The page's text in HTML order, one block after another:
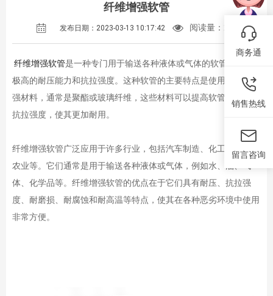
纤维增强软管
发布日期：2023-03-13 10:17:42 阅读量：
纤维增强软管是一种专门用于输送各种液体或气体的软管，具有
极高的耐压能力和抗拉强度。这种软管的主要特点是使用了纤维增
强材料，通常是聚酯或玻璃纤维，这些材料可以提高软管的耐压和
抗拉强度，使其更加耐用。
纤维增强软管广泛应用于许多行业，包括汽车制造、化工、建筑和
农业等。它们通常是用于输送各种液体或气体，例如水、油、气
体、化学品等。纤维增强软管的优点在于它们具有耐压、抗拉强
度、耐磨损、耐腐蚀和耐高温等特点，使其在各种恶劣环境中使用
非常方便。
商务通
销售热线
留言咨询